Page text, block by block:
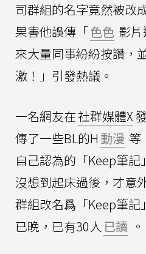
司群組的名字竟然被改
果害他誤傳「色色 影
來大量同事紛紛按讚，
激！」引發熱議。
一名網友在社群媒體X
傳了一些BL的H 動漫 等
自己認為的「Keep筆記
沒想到起床過後，才意
群組改名爲「Keep筆記
已晚，已有30人 已讀 。